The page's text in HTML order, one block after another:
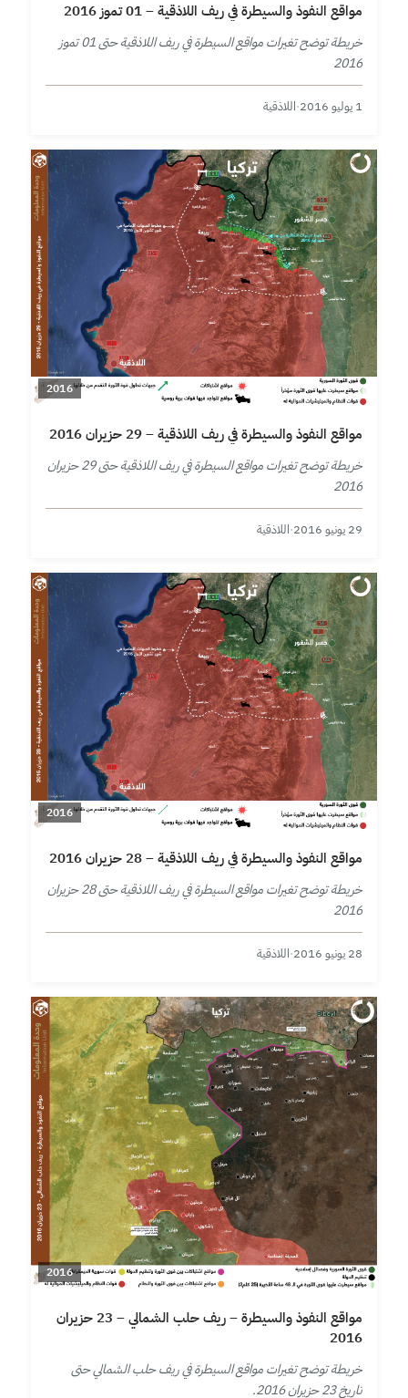
مواقع النفوذ والسيطرة في ريف اللاذقية – 01 تموز 2016
خريطة توضح تغيرات مواقع السيطرة في ريف اللاذقية حتى 01 تموز
2016
1 يوليو 2016 ·اللاذقية
2016
مواقع النفوذ والسيطرة في ريف اللاذقية – 29 حزيران 2016
خريطة توضح تغيرات مواقع السيطرة في ريف اللاذقية حتى 29 حزيران
2016
29 يونيو 2016 ·اللاذقية
2016
مواقع النفوذ والسيطرة في ريف اللاذقية – 28 حزيران 2016
خريطة توضح تغيرات مواقع السيطرة في ريف اللاذقية حتى 28 حزيران
2016
28 يونيو 2016 ·اللاذقية
2016
مواقع النفوذ والسيطرة – ريف حلب الشمالي – 23 حزيران
2016
خريطة توضح تغيرات مواقع السيطرة في ريف حلب الشمالي حتى
تاريخ 23 حزيران 2016.